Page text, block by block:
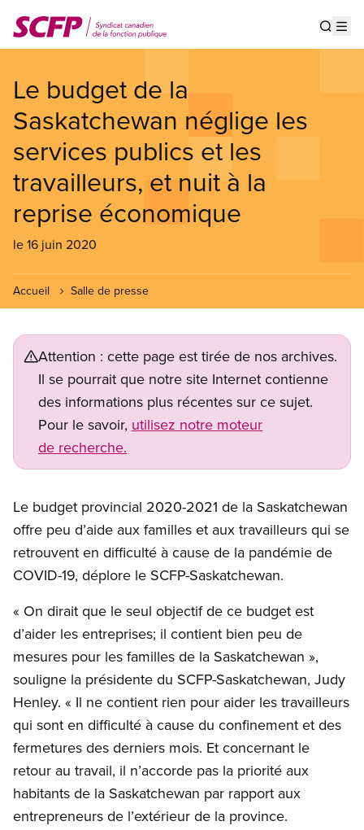
au
contenu
Le budget de la
Saskatchewan néglige les
services publics et les
travailleurs, et nuit à la
reprise économique
le 16 juin 2020
Accueil Salle de presse
Attention : cette page est tirée de nos archives.
Il se pourrait que notre site Internet contienne
des informations plus récentes sur ce sujet.
Pour le savoir, utilisez notre moteur
de recherche.
Le budget provincial 2020-2021 de la Saskatchewan
offre peu d’aide aux familles et aux travailleurs qui se
retrouvent en difficulté à cause de la pandémie de
COVID-19, déplore le SCFP-Saskatchewan.
« On dirait que le seul objectif de ce budget est
d’aider les entreprises; il contient bien peu de
mesures pour les familles de la Saskatchewan »,
souligne la présidente du SCFP-Saskatchewan, Judy
Henley. « Il ne contient rien pour aider les travailleurs
qui sont en difficulté à cause du confinement et des
fermetures des derniers mois. Et concernant le
retour au travail, il n’accorde pas la priorité aux
habitants de la Saskatchewan par rapport aux
entrepreneurs de l’extérieur de la province.